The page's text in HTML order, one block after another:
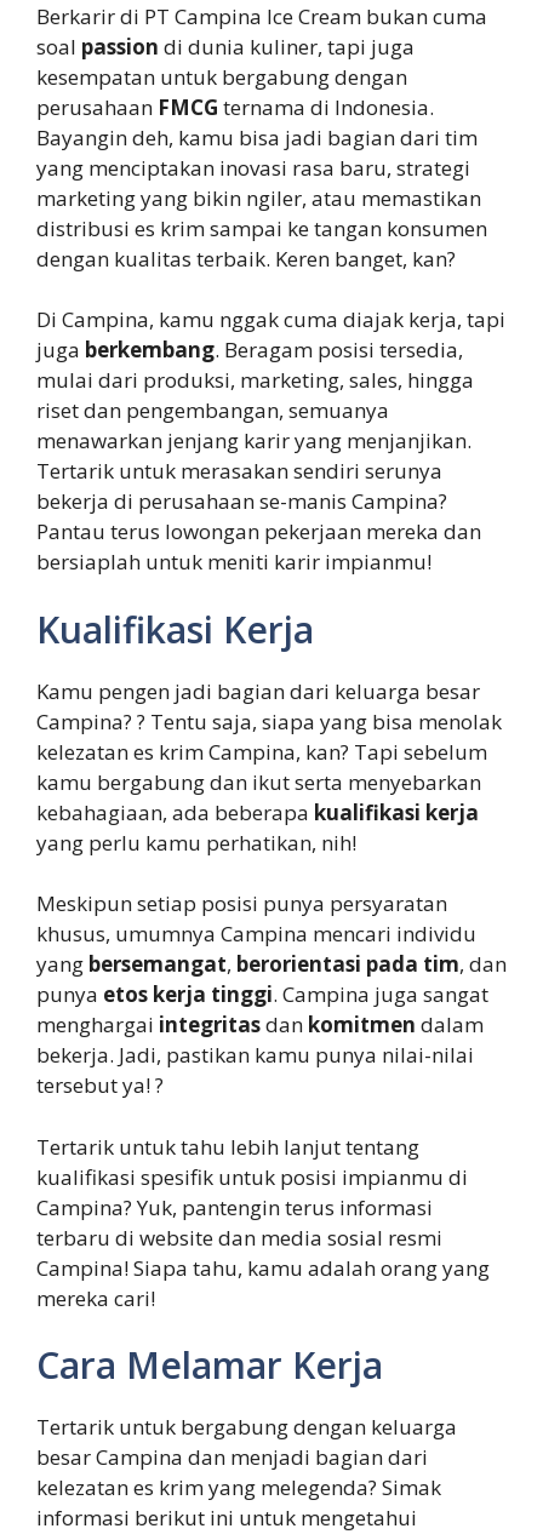
Berkarir di PT Campina Ice Cream bukan cuma
soal passion di dunia kuliner, tapi juga
kesempatan untuk bergabung dengan
perusahaan FMCG ternama di Indonesia.
Bayangin deh, kamu bisa jadi bagian dari tim
yang menciptakan inovasi rasa baru, strategi
marketing yang bikin ngiler, atau memastikan
distribusi es krim sampai ke tangan konsumen
dengan kualitas terbaik. Keren banget, kan?
Di Campina, kamu nggak cuma diajak kerja, tapi
juga berkembang. Beragam posisi tersedia,
mulai dari produksi, marketing, sales, hingga
riset dan pengembangan, semuanya
menawarkan jenjang karir yang menjanjikan.
Tertarik untuk merasakan sendiri serunya
bekerja di perusahaan se-manis Campina?
Pantau terus lowongan pekerjaan mereka dan
bersiaplah untuk meniti karir impianmu!
Kualifikasi Kerja
Kamu pengen jadi bagian dari keluarga besar
Campina? ? Tentu saja, siapa yang bisa menolak
kelezatan es krim Campina, kan? Tapi sebelum
kamu bergabung dan ikut serta menyebarkan
kebahagiaan, ada beberapa kualifikasi kerja
yang perlu kamu perhatikan, nih!
Meskipun setiap posisi punya persyaratan
khusus, umumnya Campina mencari individu
yang bersemangat, berorientasi pada tim, dan
punya etos kerja tinggi. Campina juga sangat
menghargai integritasdan komitmen dalam
bekerja. Jadi, pastikan kamu punya nilai-nilai
tersebut ya! ?
Tertarik untuk tahu lebih lanjut tentang
kualifikasi spesifik untuk posisi impianmu di
Campina? Yuk, pantengin terus informasi
terbaru di website dan media sosial resmi
Campina! Siapa tahu, kamu adalah orang yang
mereka cari!
Cara Melamar Kerja
Tertarik untuk bergabung dengan keluarga
besar Campina dan menjadi bagian dari
kelezatan es krim yang melegenda? Simak
informasi berikut ini untuk mengetahui